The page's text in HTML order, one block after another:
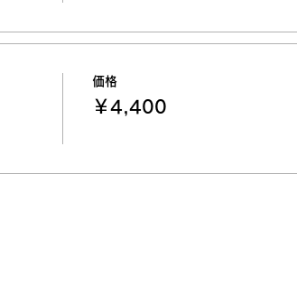
価格
￥4,400